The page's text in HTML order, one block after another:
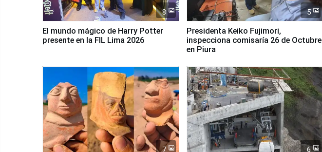
8
El mundo mágico de Harry Potter
presente en la FIL Lima 2026
5
Presidenta Keiko Fujimori,
inspecciona comisaría 26 de Octubre
en Piura
7 6